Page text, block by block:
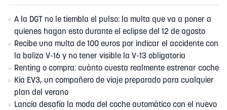
A la DGT no le tiembla el pulso: la multa que va a poner a
quienes hagan esto durante el eclipse del 12 de agosto
Recibe una multa de 100 euros por indicar el accidente con
la baliza V-16 y no tener visible la V-13 obligatoria
Renting o compra: cuánto cuesta realmente estrenar coche
Kia EV3, un compañero de viaje preparado para cualquier
plan del verano
Lancia desafía la moda del coche automático con el nuevo